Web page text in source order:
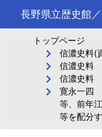
長野県立歴史館
トップページ
信濃史料(
信濃史料
信濃史料
寛永一四
等、前年
等を配分